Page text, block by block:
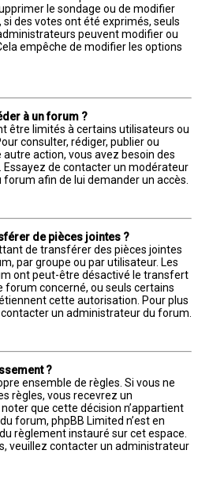
le sondage ou de modifier
des votes ont été exprimés, seuls
peuvent modifier ou
empêche de modifier les options
à un forum ?
être limités à certains utilisateurs ou
consulter, rédiger, publier ou
autre action, vous avez besoin des
de contacter un modérateur
afin de lui demander un accès.
de pièces jointes ?
de transférer des pièces jointes
par groupe ou par utilisateur. Les
ont peut-être désactivé le transfert
forum concerné, ou seuls certains
cette autorisation. Pour plus
un administrateur du forum.
?
ensemble de règles. Si vous ne
règles, vous recevrez un
que cette décision n’appartient
forum, phpBB Limited n’est en
règlement instauré sur cet espace.
veuillez contacter un administrateur